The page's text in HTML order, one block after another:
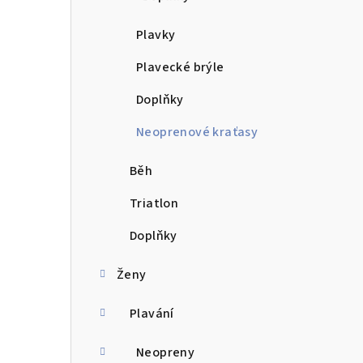
Plavky
Plavecké brýle
Doplňky
Neoprenové kraťasy
Běh
Triatlon
Doplňky
Ženy
Plavání
Neopreny